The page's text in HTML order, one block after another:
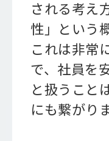
される考え
性」という
これは非常
で、社員を
と扱うこと
にも繋がり